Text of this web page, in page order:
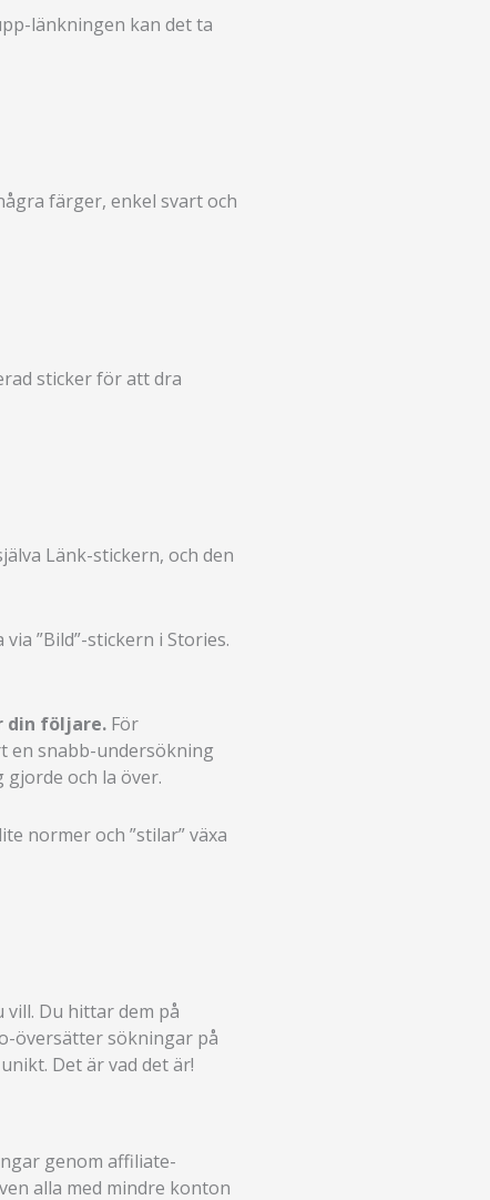
länkningen kan det ta
färger, enkel svart och
sticker för att dra
Länk-stickern, och den
”Bild”-stickern i Stories.
din följare. För
en snabb-undersökning
och la över.
normer och ”stilar” växa
vill. Du hittar dem på
översätter sökningar på
Det är vad det är!
genom affiliate-
alla med mindre konton